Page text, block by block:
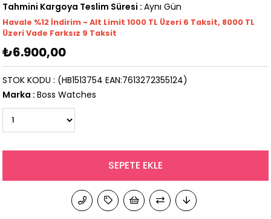
Tahmini Kargoya Teslim Süresi : Aynı Gün
Havale %12 İndirim - Alt Limit 1000 TL Üzeri 6 Taksit, 8000 TL
Üzeri Vade Farksız 9 Taksit
₺6.900,00
(HB1513754 EAN:7613272355124)
STOK KODU
Marka : Boss Watches